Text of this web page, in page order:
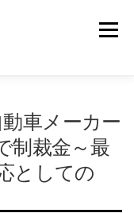
メニュー
&
車メーカー
制裁金～最
としての